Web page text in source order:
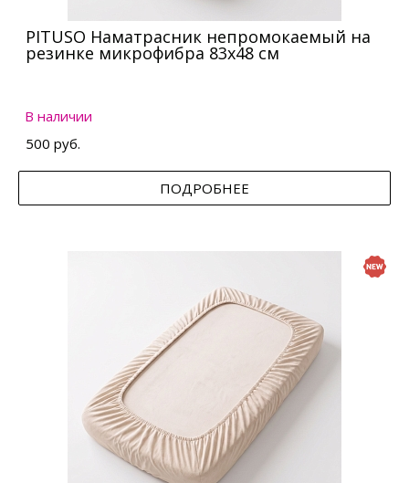
PITUSO Наматрасник непромокаемый на
резинке микрофибра 83х48 см
В наличии
500 руб.
ПОДРОБНЕЕ